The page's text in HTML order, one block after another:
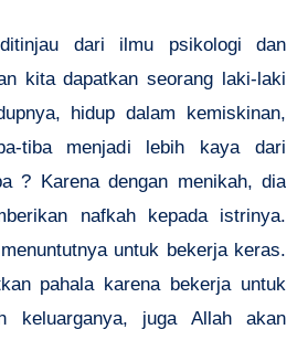
dari ilmu psikologi dan
kita dapatkan seorang laki-laki
hidup dalam kemiskinan,
tiba menjadi lebih kaya dari
? Karena dengan menikah, dia
nafkah kepada istrinya.
untuk bekerja keras.
pahala karena bekerja untuk
keluarganya, juga Allah akan